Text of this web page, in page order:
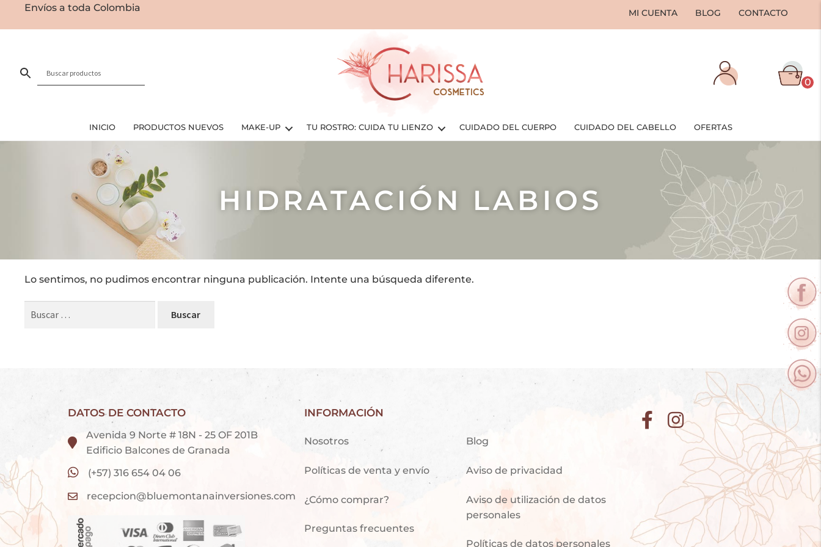
Envíos a toda Colombia MI CUENTA BLOG CONTACTO
0
INICIO PRODUCTOS NUEVOS MAKE-UP TU ROSTRO: CUIDA TU LIENZO CUIDADO DEL CUERPO CUIDADO DEL CABELLO OFERTAS
HIDRATACIÓN LABIOS
Lo sentimos, no pudimos encontrar ninguna publicación. Intente una búsqueda diferente.
DATOS DE CONTACTO
Avenida 9 Norte # 18N - 25 OF 201B
Edificio Balcones de Granada
(+57) 316 654 04 06
recepcion@bluemontanainversiones.com
INFORMACIÓN
Nosotros
Políticas de venta y envío
¿Cómo comprar?
Preguntas frecuentes
Blog
Aviso de privacidad
Aviso de utilización de datos
personales
Políticas de datos personales